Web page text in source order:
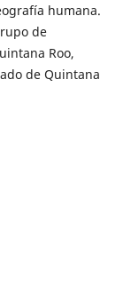
humana.
de
Roo,
de Quintana